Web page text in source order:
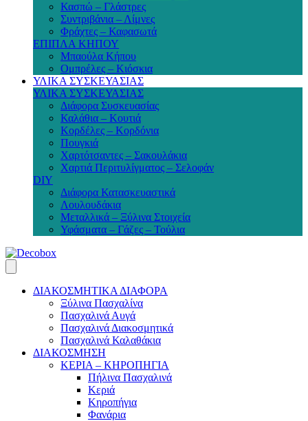
Κασπώ – Γλάστρες
Συντριβάνια – Λίμνες
Φράχτες – Καφασωτά
ΕΠΙΠΛΑ ΚΗΠΟΥ
Μπαούλα Κήπου
Ομπρέλες – Κιόσκια
ΥΛΙΚΑ ΣΥΣΚΕΥΑΣΙΑΣ
ΥΛΙΚΑ ΣΥΣΚΕΥΑΣΙΑΣ
Διάφορα Συσκευασίας
Καλάθια – Κουτιά
Κορδέλες – Κορδόνια
Πουγκιά
Χαρτότσαντες – Σακουλάκια
Χαρτιά Περιτυλίγματος – Σελοφάν
DIY
Διάφορα Κατασκευαστικά
Λουλουδάκια
Μεταλλικά – Ξύλινα Στοιχεία
Υφάσματα – Γάζες – Τούλια
ΔΙΑΚΟΣΜΗΤΙΚΑ ΔΙΑΦΟΡΑ
Ξύλινα Πασχαλίνα
Πασχαλινά Αυγά
Πασχαλινά Διακοσμητικά
Πασχαλινά Καλαθάκια
ΔΙΑΚΟΣΜΗΣΗ
ΚΕΡΙΑ – ΚΗΡΟΠΗΓΙΑ
Πήλινα Πασχαλινά
Κεριά
Κηροπήγια
Φανάρια